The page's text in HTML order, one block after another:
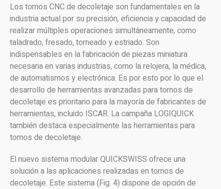
Los tornos CNC de decoletaje son fundamentales en la
industria actual por su precisión, eficiencia y capacidad de
realizar múltiples operaciones simultáneamente, como
taladrado, fresado, torneado y estriado. Son
indispensables en la fabricación de piezas miniatura
necesaria en varias industrias, como la relojera, la médica,
de automatismos y electrónica. Es por esto por lo que el
desarrollo de herramientas avanzadas para tornos de
decoletaje es prioritario para la mayoría de fabricantes de
herramientas, incluido ISCAR. La campaña LOGIQUICK
también destaca especialmente las herramientas para
tornos de decoletaje.
El nuevo sistema modular QUICKSWISS ofrece una
solución a las aplicaciones realizadas en tornos de
decoletaje. Este sistema (Fig. 4) dispone de opción de